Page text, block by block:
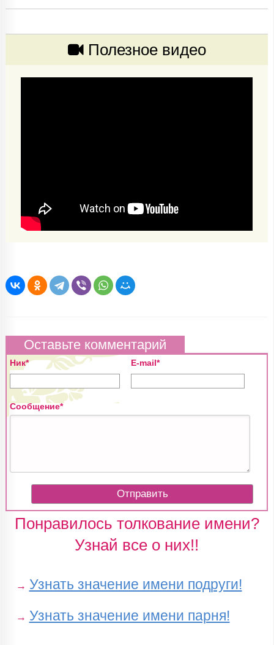
Полезное видео
Оставьте комментарий
Ник* E-mail*
Сообщение*
Понравилось толкование имени?
Узнай все о них!!
→ Узнать значение имени подруги!
→ Узнать значение имени парня!